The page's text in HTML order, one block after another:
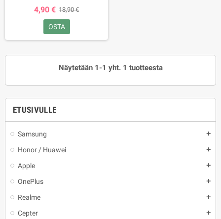
ETUSIVULLE
Samsung add
Honor / Huawei add
Apple add
OnePlus add
Realme add
Cepter add
4,90 € 18,90 €
OSTA
Näytetään 1-1 yht. 1 tuotteesta